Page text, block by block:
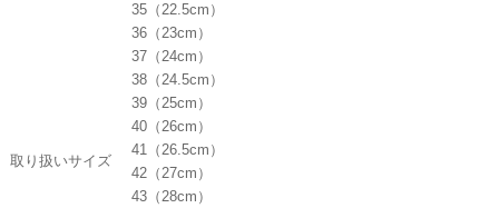
取り扱いサイズ
35（22.5cm）
36（23cm）
37（24cm）
38（24.5cm）
39（25cm）
40（26cm）
41（26.5cm）
42（27cm）
43（28cm）